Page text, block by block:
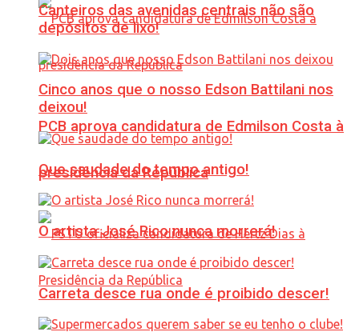
PCB aprova candidatura de Edmilson Costa à
presidência da República
Canteiros das avenidas centrais não são
depósitos de lixo!
Cinco anos que o nosso Edson Battilani nos
deixou!
Que saudade do tempo antigo!
O artista José Rico nunca morrerá!
Carreta desce rua onde é proibido descer!